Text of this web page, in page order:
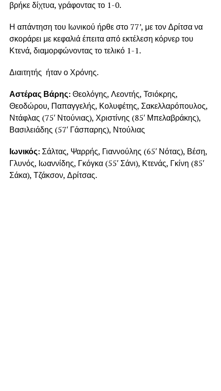
βρήκε δίχτυα, γράφοντας το 1-0.
Η απάντηση του Ιωνικού ήρθε στο 77’, με τον Δρίτσα να
σκοράρει με κεφαλιά έπειτα από εκτέλεση κόρνερ του
Κτενά, διαμορφώνοντας το τελικό 1-1.
Διαιτητής ήταν ο Χρόνης.
Αστέρας Βάρης:Θεολόγης, Λεοντής, Τσιόκρης,
Θεοδώρου, Παπαγγελής, Κολυφέτης, Σακελλαρόπουλος,
Ντάφλας (75′ Ντούνιας), Χριστίνης (85′ Μπελαβράκης),
Βασιλειάδης (57′ Γάσπαρης), Ντούλιας
Ιωνικός:Σάλτας, Ψαρρής, Γιαννούλης (65′ Νότας), Βέση,
Γλυνός, Ιωαννίδης, Γκόγκα (55′ Σάνι), Κτενάς, Γκίνη (85′
Σάκα), Τζάκσον, Δρίτσας.